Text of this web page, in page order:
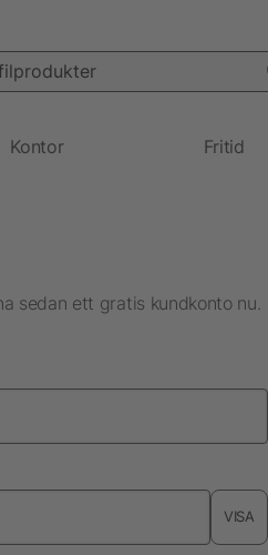
Kontor Fritid
sedan ett gratis kundkonto nu.
VISA